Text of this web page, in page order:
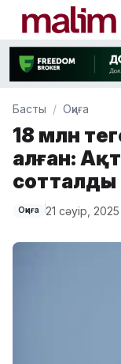
Басты Оқиға
18 млн
алған:
сотталды
Оқиға 21 сәуір, 2025